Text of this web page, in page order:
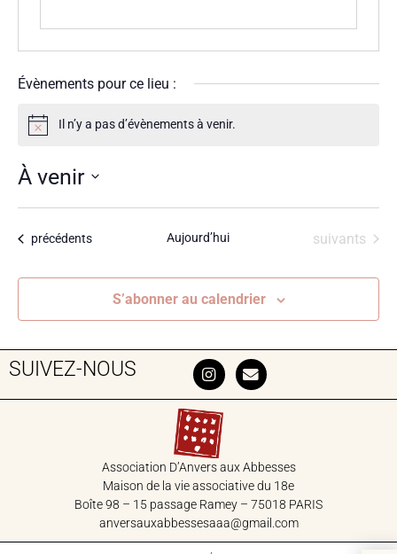
Évènements pour ce lieu :
NoticeIl n’y a pas d’évènements à venir.
À venir
Sélectionnez
date.
Évènements
précédents Aujourd’hui Évènements
suivants
S’abonner au calendrier
SUIVEZ-NOUS
Association D’Anvers aux Abbesses
Maison de la vie associative du 18‎e
Boîte 98 – 15 passage Ramey – 75018 PARIS
anversauxabbessesaaa@gmail.com